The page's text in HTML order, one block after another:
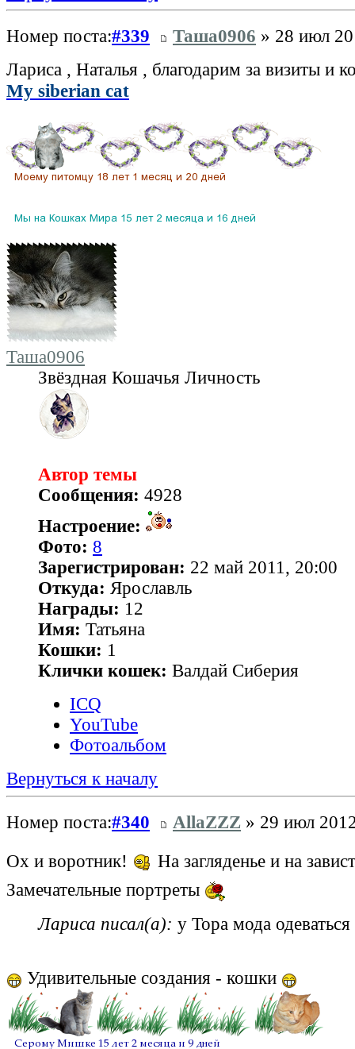
Номер поста:#339 Таша0906 » 28 июл
Лариса , Наталья , благодарим за визиты и
My siberian cat
Таша0906
Звёздная Кошачья Личность
Автор темы
Сообщения: 4928
Настроение:
Фото: 8
Зарегистрирован: 22 май 2011, 20:00
Откуда: Ярославль
Награды: 12
Имя: Татьяна
Кошки: 1
Клички кошек: Валдай Сиберия
ICQ
YouTube
Фотоальбом
Вернуться к началу
Номер поста:#340 AllaZZZ » 29 июл
Ох и воротник!
На загляденье и на
Замечательные портреты
Лариса писал(а): у Тора мода одеваться
Удивительные создания - кошки